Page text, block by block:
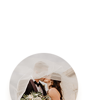
可能です。
参くださいませ。